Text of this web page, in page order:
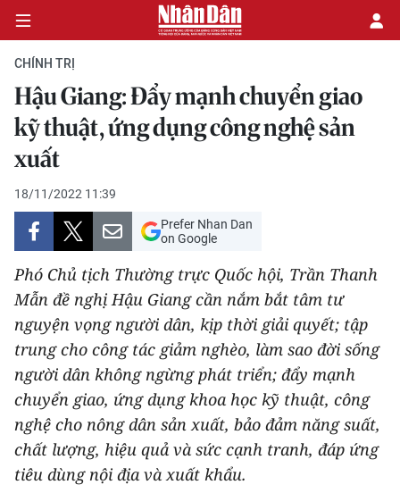
CHÍNH TRỊ
KINH TẾ
VĂN HÓA
XÃ HỘI
PHÁP LUẬT
DU LỊCH
THẾ GIỚI
THỂ THAO
GIÁO DỤC
CHÍNH TRỊ
Hậu Giang: Đẩy mạnh chuyển giao
kỹ thuật, ứng dụng công nghệ sản
xuất
18/11/2022 11:39
Prefer Nhan Dan
on Google
Phó Chủ tịch Thường trực Quốc hội, Trần Thanh
Mẫn đề nghị Hậu Giang cần nắm bắt tâm tư
nguyện vọng người dân, kịp thời giải quyết; tập
trung cho công tác giảm nghèo, làm sao đời sống
người dân không ngừng phát triển; đẩy mạnh
chuyển giao, ứng dụng khoa học kỹ thuật, công
nghệ cho nông dân sản xuất, bảo đảm năng suất,
chất lượng, hiệu quả và sức cạnh tranh, đáp ứng
tiêu dùng nội địa và xuất khẩu.